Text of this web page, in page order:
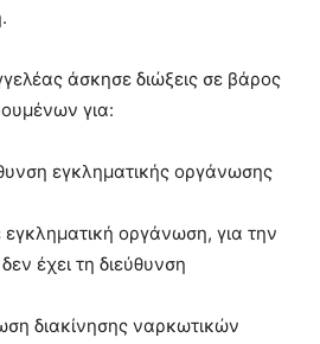
άσκησε διώξεις σε βάρος
για:
εγκληματικής οργάνωσης
οργάνωση, για την
έχει τη διεύθυνση
διακίνησης ναρκωτικών